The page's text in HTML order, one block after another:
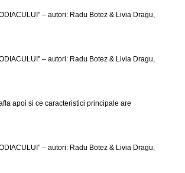
– autori: Radu Botez & Livia Dragu,
– autori: Radu Botez & Livia Dragu,
apoi si ce caracteristici principale are
– autori: Radu Botez & Livia Dragu,